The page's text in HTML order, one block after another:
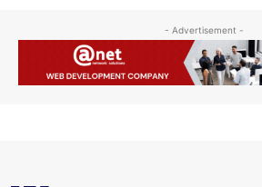
- Advertisement -